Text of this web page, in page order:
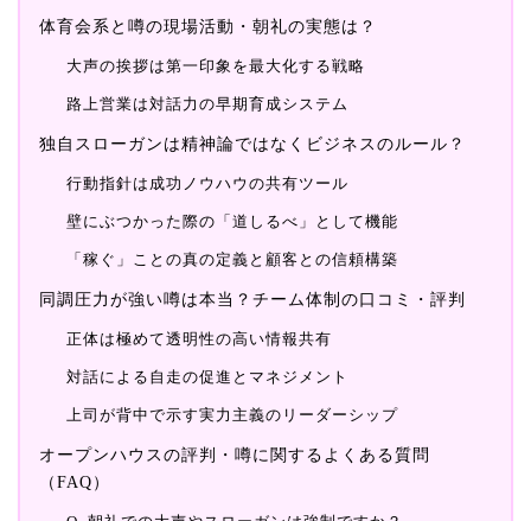
体育会系と噂の現場活動・朝礼の実態は？
大声の挨拶は第一印象を最大化する戦略
路上営業は対話力の早期育成システム
独自スローガンは精神論ではなくビジネスのルール？
行動指針は成功ノウハウの共有ツール
壁にぶつかった際の「道しるべ」として機能
「稼ぐ」ことの真の定義と顧客との信頼構築
同調圧力が強い噂は本当？チーム体制の口コミ・評判
正体は極めて透明性の高い情報共有
対話による自走の促進とマネジメント
上司が背中で示す実力主義のリーダーシップ
オープンハウスの評判・噂に関するよくある質問
（FAQ）